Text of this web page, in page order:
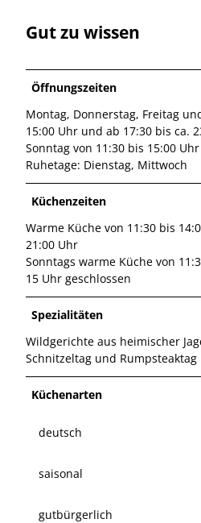
Gut zu wissen
Öffnungszeiten
Montag, Donnerstag, Freitag
15:00 Uhr und ab 17:30 bis ca.
Sonntag von 11:30 bis 15:00 Uhr
Ruhetage: Dienstag, Mittwoch
Küchenzeiten
Warme Küche von 11:30 bis
21:00 Uhr
Sonntags warme Küche von
15 Uhr geschlossen
Spezialitäten
Wildgerichte aus heimischer
Schnitzeltag und Rumpsteaktag
Küchenarten
deutsch
saisonal
gutbürgerlich